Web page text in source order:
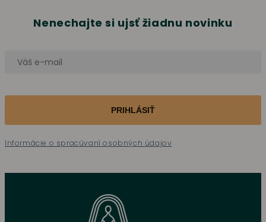
Nenechajte si ujsť žiadnu novinku
PRIHLÁSIŤ
Informácie o spracúvaní osobných údajov